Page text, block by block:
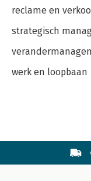
reclame en
strategisch
werk en loopbaan